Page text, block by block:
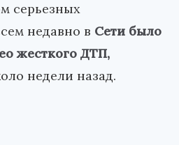
серьезных
недавно в Сети было
жесткого ДТП,
недели назад.